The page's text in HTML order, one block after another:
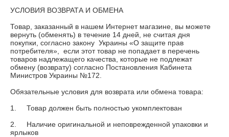
УСЛОВИЯ ВОЗВРАТА И ОБМЕНА
Товар, заказанный в нашем Интернет магазине, вы можете
вернуть (обменять) в течение 14 дней, не считая дня
покупки, согласно закону  Украины «О защите прав
потребителя»,  если этот товар не попадает в перечень
товаров надлежащего качества, которые не подлежат
обмену (возврату) согласно Постановления Кабинета
Министров Украины №172.
Обязательные условия для возврата или обмена товара:
1.	Товар должен быть полностью укомплектован
2.	Наличие оригинальной и неповрежденной упаковки и
ярлыков